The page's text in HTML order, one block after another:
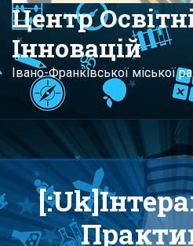
Центр
Інновацій
Івано-Франківської міської